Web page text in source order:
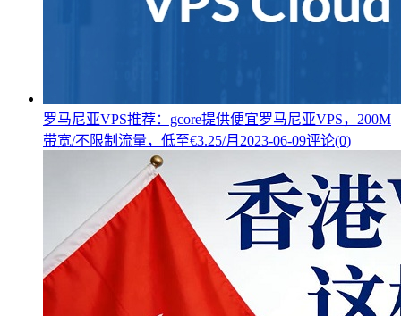
罗马尼亚VPS推荐：gcore提供便宜罗马尼亚VPS，200M
带宽/不限制流量，低至€3.25/月 2023-06-09评论(0)